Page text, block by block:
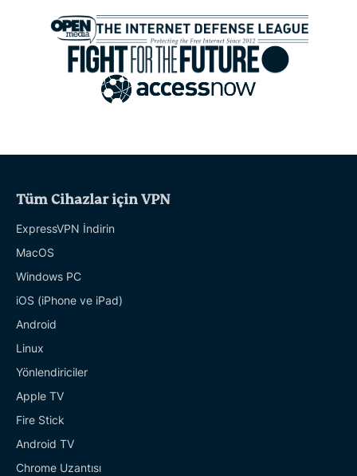
Tüm Cihazlar için VPN
ExpressVPN İndirin
MacOS
Windows PC
iOS (iPhone ve iPad)
Android
Linux
Yönlendiriciler
Apple TV
Fire Stick
Android TV
Chrome Uzantısı